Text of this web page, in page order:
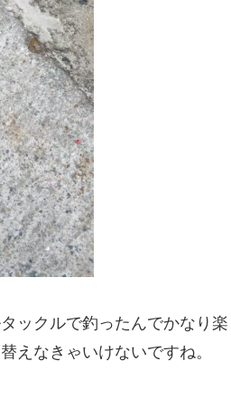
ックルで釣ったんでかなり楽
えなきゃいけないですね。